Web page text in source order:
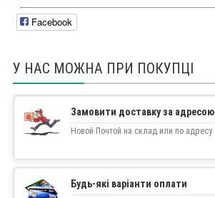
Facebook
У НАС МОЖНА ПРИ ПОКУПЦІ
Замовити доставку за адресою
Новой Почтой на склад или по адресу
Будь-які варіанти оплати